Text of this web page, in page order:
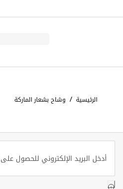
الرئيسية / وشاح بشعار الماركة